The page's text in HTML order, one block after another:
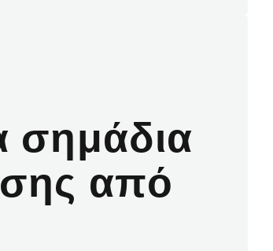
σημάδια
από